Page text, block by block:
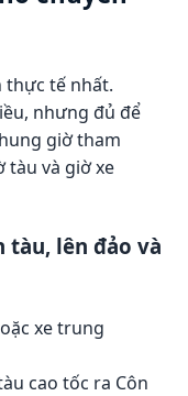
thực tế nhất.
nhưng đủ để
giờ tham
tàu và giờ xe
tàu, lên đảo và
xe trung
cao tốc ra Côn